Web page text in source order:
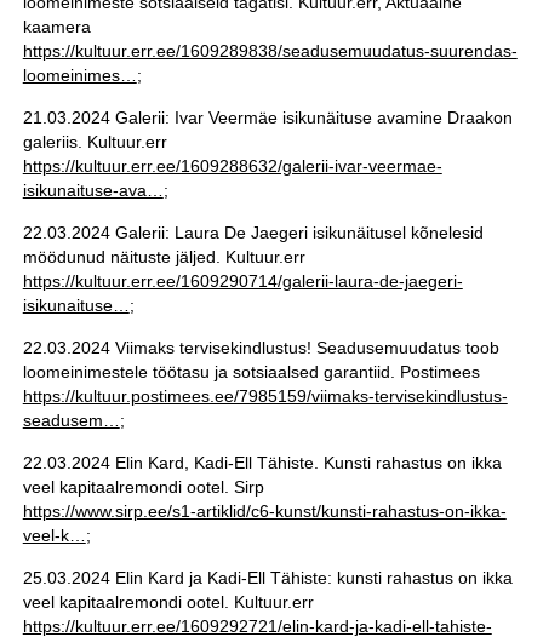
kaamera
https://kultuur.err.ee/1609289838/seadusemuudatus-suurendas-
loomeinimes… ;
21.03.2024 Galerii: Ivar Veermäe isikunäituse avamine Draakon
galeriis. Kultuur.err
https://kultuur.err.ee/1609288632/galerii-ivar-veermae-
isikunaituse-ava… ;
22.03.2024 Galerii: Laura De Jaegeri isikunäitusel kõnelesid
möödunud näituste jäljed. Kultuur.err
https://kultuur.err.ee/1609290714/galerii-laura-de-jaegeri-
isikunaituse… ;
22.03.2024 Viimaks tervisekindlustus! Seadusemuudatus toob
loomeinimestele töötasu ja sotsiaalsed garantiid. Postimees
https://kultuur.postimees.ee/7985159/viimaks-tervisekindlustus-
seadusem… ;
22.03.2024 Elin Kard, Kadi-Ell Tähiste. Kunsti rahastus on ikka
veel kapitaalremondi ootel. Sirp
https://www.sirp.ee/s1-artiklid/c6-kunst/kunsti-rahastus-on-ikka-
veel-k… ;
25.03.2024 Elin Kard ja Kadi-Ell Tähiste: kunsti rahastus on ikka
veel kapitaalremondi ootel. Kultuur.err
https://kultuur.err.ee/1609292721/elin-kard-ja-kadi-ell-tahiste-